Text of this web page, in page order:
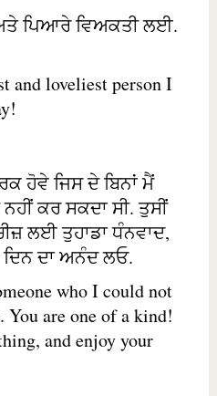
ਪਿਆਰੇ ਵਿਅਕਤੀ ਲਈ.
and loveliest person I
ਹੋਵੇ ਜਿਸ ਦੇ ਬਿਨਾਂ ਮੈਂ
ਕਰ ਸਕਦਾ ਸੀ. ਤੁਸੀਂ
ਲਈ ਤੁਹਾਡਾ ਧੰਨਵਾਦ,
ਦਾ ਅਨੰਦ ਲਓ.
who I could not
are one of a kind!
and enjoy your